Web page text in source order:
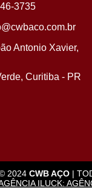
3735
Antonio Xavier,
Curitiba - PR
2024 CWB AÇO |
ILUCK: